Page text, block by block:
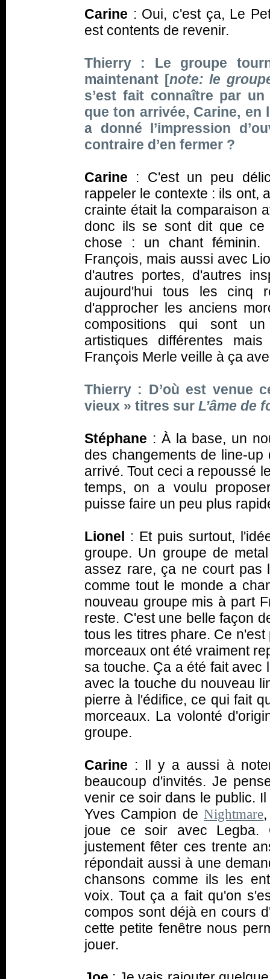
Carine : Oui, c'est ça, Le
est contents de revenir.
Thierry : Le groupe
maintenant [note: le
s’est fait connaître par
que ton arrivée, Carine,
a donné l’impression
contraire d’en fermer ?
Carine : C'est un peu
rappeler le contexte : ils ont,
crainte était la comparaison
donc ils se sont dit que ce
chose : un chant féminin.
François, mais aussi avec
d'autres portes, d'autres
aujourd'hui tous les cinq
d'approcher les anciens
compositions qui sont
artistiques différentes
François Merle veille à ça
Thierry : D’où est venue
vieux » titres sur L’âme de
Stéphane : À la base, un
des changements de line-
arrivé. Tout ceci a repoussé
temps, on a voulu
puisse faire un peu plus
Lionel : Et puis surtout,
groupe. Un groupe de
assez rare, ça ne court pas
comme tout le monde a
nouveau groupe mis à part
reste. C'est une belle façon
tous les titres phare. Ce
morceaux ont été vraiment
sa touche. Ça a été fait avec
avec la touche du nouveau
pierre à l'édifice, ce qui fait
morceaux. La volonté
groupe.
Carine : Il y a aussi à
beaucoup d'invités. Je
venir ce soir dans le public.
Yves Campion deNightmare
joue ce soir avec Legba.
justement fêter ces trente
répondait aussi à une
chansons comme ils les
voix. Tout ça a fait qu'on
compos sont déjà en cours
cette petite fenêtre nous
jouer.